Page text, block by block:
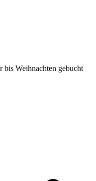
Weihnachten gebucht